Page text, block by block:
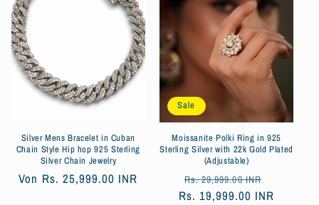
Silver Mens Bracelet in Cuban
Chain Style Hip hop 925 Sterling
Silver Chain Jewelry
Normaler
Von Rs. 25,999.00 INR
Sale
Moissanite Polki Ring in 925
Sterling Silver with 22k Gold Plated
(Adjustable)
Normaler
Preis
Rs. 29,999.00 INR
Rs. 19,999.00 INR